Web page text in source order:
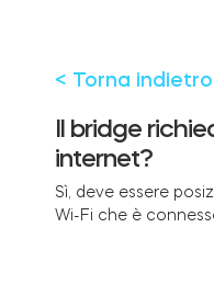
Tedee GO
Tedee GO2
BLOG
< Torna indietro
Il bridge
internet?
Sì, deve essere
Wi-Fi che è